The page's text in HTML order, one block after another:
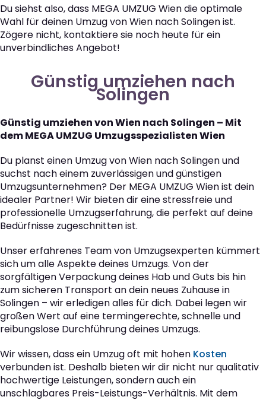
Du siehst also, dass MEGA UMZUG Wien die optimale
Wahl für deinen Umzug von Wien nach Solingen ist.
Zögere nicht, kontaktiere sie noch heute für ein
unverbindliches Angebot!
Günstig umziehen nach
Solingen
Günstig umziehen von Wien nach Solingen – Mit
dem MEGA UMZUG Umzugsspezialisten Wien
Du planst einen Umzug von Wien nach Solingen und
suchst nach einem zuverlässigen und günstigen
Umzugsunternehmen? Der MEGA UMZUG Wien ist dein
idealer Partner! Wir bieten dir eine stressfreie und
professionelle Umzugserfahrung, die perfekt auf deine
Bedürfnisse zugeschnitten ist.
Unser erfahrenes Team von Umzugsexperten kümmert
sich um alle Aspekte deines Umzugs. Von der
sorgfältigen Verpackung deines Hab und Guts bis hin
zum sicheren Transport an dein neues Zuhause in
Solingen – wir erledigen alles für dich. Dabei legen wir
großen Wert auf eine termingerechte, schnelle und
reibungslose Durchführung deines Umzugs.
Wir wissen, dass ein Umzug oft mit hohen Kosten
verbunden ist. Deshalb bieten wir dir nicht nur qualitativ
hochwertige Leistungen, sondern auch ein
unschlagbares Preis-Leistungs-Verhältnis. Mit dem